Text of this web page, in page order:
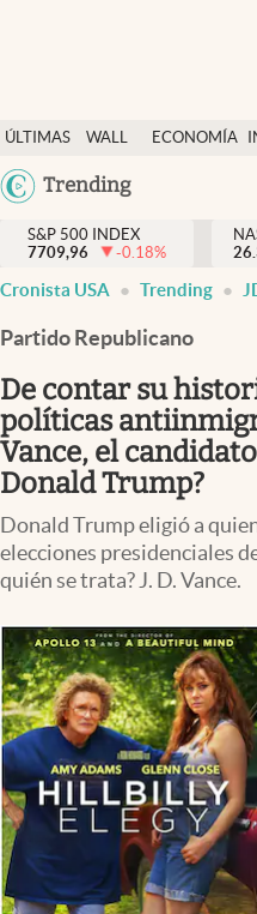
ÚLTIMAS
NOTICIAS
WALL
DÓLAR
ECONOMÍA
Trending
Finanzas y economía
Wall Street y dólar
Inmigración
Espiritual
Streaming
Lifestyle
S&P 500 INDEX
7709,96
-0.18%
Cronista USA Trending
Partido Republicano
De contar su
políticas
Vance, el
Donald Trump?
Donald Trump eligió a
elecciones presidenciales
quién se trata? J. D. Vance.